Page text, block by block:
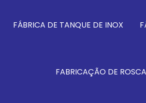
FÁBRICA DE TANQUE DE INOX
FABRICAÇÃO DE